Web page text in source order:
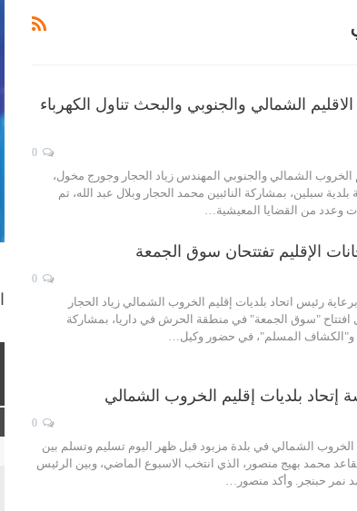
الشمالي والجنوبي والبحث تناول الكهرباء
الخروب الشمالي والجنوبي المهندس زياد الحجار وجورج مخول،
سبلين، بمشاركة النائبين محمد الحجار وبلال عبد الله، تم
وعدد من القضايا المعيشية…
الإقليم تفتتحان سوق الجمعة
رئيس اتحاد بلديات إقليم الخروب الشمالي زياد الحجار
افتتاح "سوق الجمعة" في منطقة الحرش في داريا، بمشاركة
و"الكشاف المسلم"، في حضور وكيل…
بلديات إقليم الخروب الشمالي
الخروب الشمالي في بلدة مزبود قبل ظهر اليوم تسليم وتسلم بين
محمد بهيج منصور، الذي انتخب الاسبوع الماضي، وبين الرئيس
نمر حبنجر. وأكد منصور…